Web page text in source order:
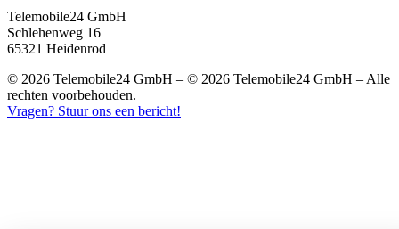
Telemobile24 GmbH
Schlehenweg 16
65321 Heidenrod
© 2026 Telemobile24 GmbH – © 2026 Telemobile24 GmbH – Alle
rechten voorbehouden.
Vragen? Stuur ons een bericht!